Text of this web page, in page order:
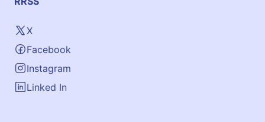
X
Facebook
Instagram
Linked In